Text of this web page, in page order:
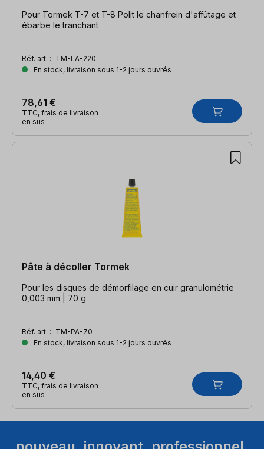
Pour Tormek T-7 et T-8 Polit le chanfrein d'affûtage et
ébarbe le tranchant
Réf. art. : TM-LA-220
En stock, livraison sous 1-2 jours ouvrés
78,61 €
TTC, frais de livraison
en sus
Pâte à décoller Tormek
Pour les disques de démorfilage en cuir granulométrie
0,003 mm | 70 g
Réf. art. : TM-PA-70
En stock, livraison sous 1-2 jours ouvrés
14,40 €
TTC, frais de livraison
en sus